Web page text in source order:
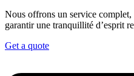
Nous offrons un service
garantir une tranquillité d’esprit
Get a quote